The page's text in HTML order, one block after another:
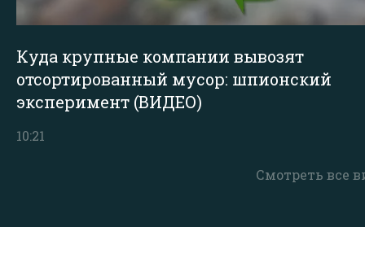
Смотреть все
Куда крупные компании вывозят
отсортированный мусор: шпионский
эксперимент (ВИДЕО)
10:21